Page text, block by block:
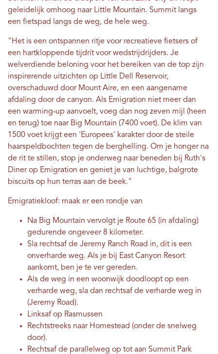
geleidelijk omhoog naar Little Mountain. Summit langs
een fietspad langs de weg, de hele weg.
"Het is een ontspannen ritje voor recreatieve fietsers of
een hartkloppende tijdrit voor wedstrijdrijders. Je
welverdiende beloning voor het bereiken van de top zijn
inspirerende uitzichten op Little Dell Reservoir,
overschaduwd door Mount Aire, en een aangename
afdaling door de canyon. Als Emigration niet meer dan
een warming-up aanvoelt, voeg dan nog zeven mijl (heen
en terug) toe naar Big Mountain (7400 voet). De klim van
1500 voet krijgt een 'Europees' karakter door de steile
haarspeldbochten tegen de berghelling. Om je honger na
de rit te stillen, stop je onderweg naar beneden bij Ruth's
Diner op Emigration en geniet je van luchtige, balgrote
biscuits op hun terras aan de beek."
Emigratiekloof: maak er een rondje van
Na Big Mountain vervolgt je Route 65 (in afdaling)
gedurende ongeveer 8 kilometer.
Sla rechtsaf de Jeremy Ranch Road in, dit is een
onverharde weg. Als je bij East Canyon Resort
aankomt, ben je te ver gereden.
Als de weg in een woonwijk doodloopt op een
verharde weg, sla dan rechtsaf de verharde weg in
(Jeremy Road).
Linksaf op Rasmussen
Rechtstreeks naar Homestead (onder de snelweg
door).
Rechtsaf de parallelweg op tot aan Summit Park